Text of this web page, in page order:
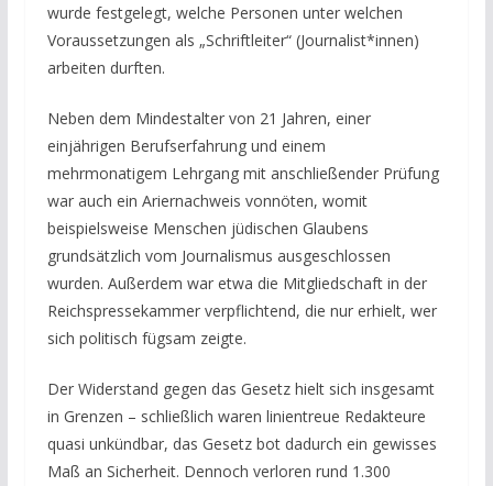
wurde festgelegt, welche Personen unter welchen
Voraussetzungen als „Schriftleiter“ (Journalist*innen)
arbeiten durften.
Neben dem Mindestalter von 21 Jahren, einer
einjährigen Berufserfahrung und einem
mehrmonatigem Lehrgang mit anschließender Prüfung
war auch ein Ariernachweis vonnöten, womit
beispielsweise Menschen jüdischen Glaubens
grundsätzlich vom Journalismus ausgeschlossen
wurden. Außerdem war etwa die Mitgliedschaft in der
Reichspressekammer verpflichtend, die nur erhielt, wer
sich politisch fügsam zeigte.
Der Widerstand gegen das Gesetz hielt sich insgesamt
in Grenzen – schließlich waren linientreue Redakteure
quasi unkündbar, das Gesetz bot dadurch ein gewisses
Maß an Sicherheit. Dennoch verloren rund 1.300